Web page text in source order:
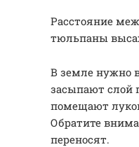
Расстояние
тюльпаны
В земле нужно
засыпают слой
помещают
Обратите
переносят.